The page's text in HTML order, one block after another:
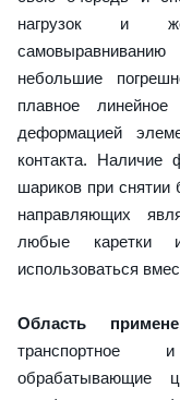
нагрузок и
небольшие
плавное линейное
деформацией
контакта. Наличие
шариков при
направляющих
любые каретки
использоваться
Область
транспортное
обрабатывающие